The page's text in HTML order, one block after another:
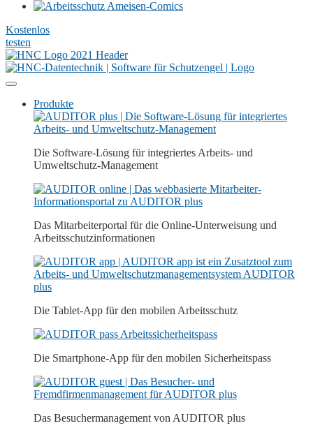
Kostenlos
testen
Produkte
Die Software-Lösung für integriertes Arbeits- und
Umweltschutz-Management
Das Mitarbeiterportal für die Online-Unterweisung und
Arbeitsschutz­­informationen
Die Tablet-App für den mobilen Arbeitsschutz
Die Smartphone-App für den mobilen Sicherheitspass
Das Besuchermanagement von AUDITOR plus